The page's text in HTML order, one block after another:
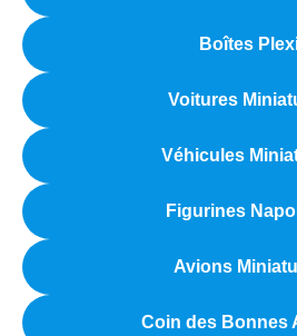
Boîtes
Voitures
Véhicules
Figurines
Avions
Coin des Bonnes